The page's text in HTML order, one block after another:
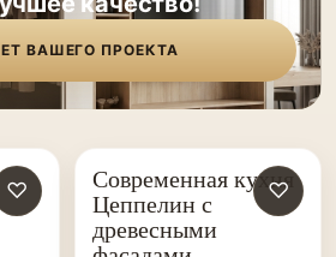
ВАШЕГО ПРОЕКТА
♡ ♡
Современная кухня
Цеппелин с
древесными
фасадами
Арт. KUH-0632